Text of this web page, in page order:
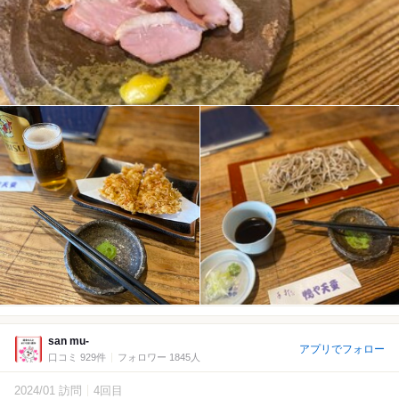
san mu-
口コミ 929件 フォロワー 1845人
アプリでフォロー
2024/01 訪問 4回目